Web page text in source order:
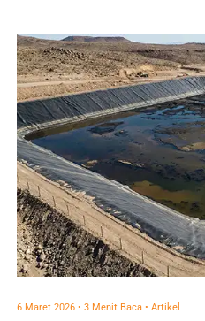
6 Maret 2026 • 3 Menit Baca • Artikel